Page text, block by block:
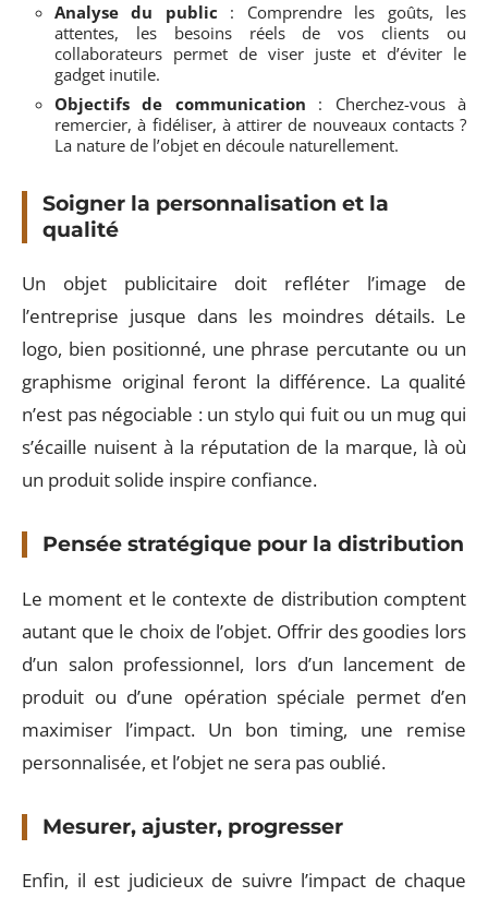
Analyse du public : Comprendre les goûts, les
attentes, les besoins réels de vos clients ou
collaborateurs permet de viser juste et d’éviter le
gadget inutile.
Objectifs de communication : Cherchez-vous à
remercier, à fidéliser, à attirer de nouveaux contacts ?
La nature de l’objet en découle naturellement.
Soigner la personnalisation et la
qualité
Un objet publicitaire doit refléter l’image de
l’entreprise jusque dans les moindres détails. Le
logo, bien positionné, une phrase percutante ou un
graphisme original feront la différence. La qualité
n’est pas négociable : un stylo qui fuit ou un mug qui
s’écaille nuisent à la réputation de la marque, là où
un produit solide inspire confiance.
Pensée stratégique pour la distribution
Le moment et le contexte de distribution comptent
autant que le choix de l’objet. Offrir des goodies lors
d’un salon professionnel, lors d’un lancement de
produit ou d’une opération spéciale permet d’en
maximiser l’impact. Un bon timing, une remise
personnalisée, et l’objet ne sera pas oublié.
Mesurer, ajuster, progresser
Enfin, il est judicieux de suivre l’impact de chaque